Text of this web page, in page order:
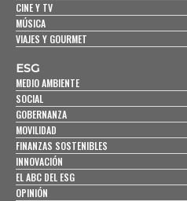
CINE Y TV
MÚSICA
VIAJES Y GOURMET
ESG
MEDIO AMBIENTE
SOCIAL
GOBERNANZA
MOVILIDAD
FINANZAS SOSTENIBLES
INNOVACIÓN
EL ABC DEL ESG
OPINIÓN